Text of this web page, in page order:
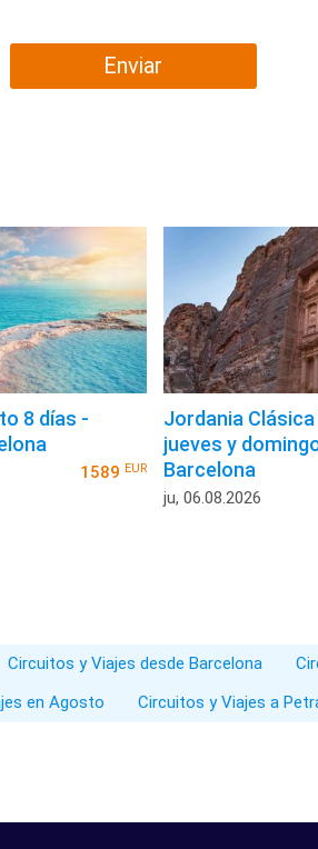
Enviar
8 días -
1589 EUR
Jordania
jueves y
Barcelona
ju, 06.08.2026
Circuitos y Viajes desde Barcelona
en Agosto Circuitos y Viajes a